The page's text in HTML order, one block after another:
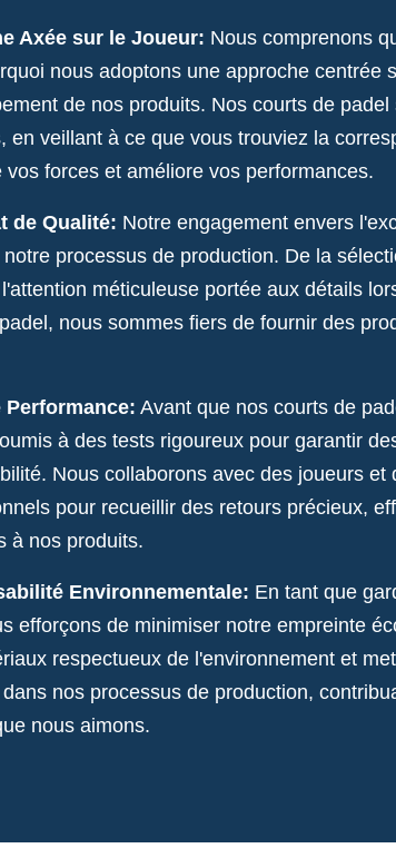
Axée sur le Joueur: Nous comprenons
nous adoptons une approche centrée
de nos produits. Nos courts de
en veillant à ce que vous trouviez la
vos forces et améliore vos performances.
de Qualité: Notre engagement envers
processus de production. De la
méticuleuse portée aux détails
nous sommes fiers de fournir des
Performance: Avant que nos courts de
à des tests rigoureux pour garantir
Nous collaborons avec des joueurs et
pour recueillir des retours précieux,
à nos produits.
Environnementale: En tant que
efforçons de minimiser notre empreinte
respectueux de l'environnement et
nos processus de production,
nous aimons.